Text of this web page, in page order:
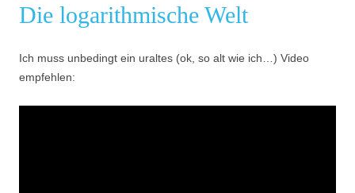
Die logarithmische Welt
Ich muss unbedingt ein uraltes (ok, so alt wie ich…) Video
empfehlen: